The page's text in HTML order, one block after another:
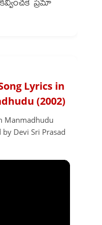
Lyrics in
(2002)
Manmadhudu
Devi Sri Prasad